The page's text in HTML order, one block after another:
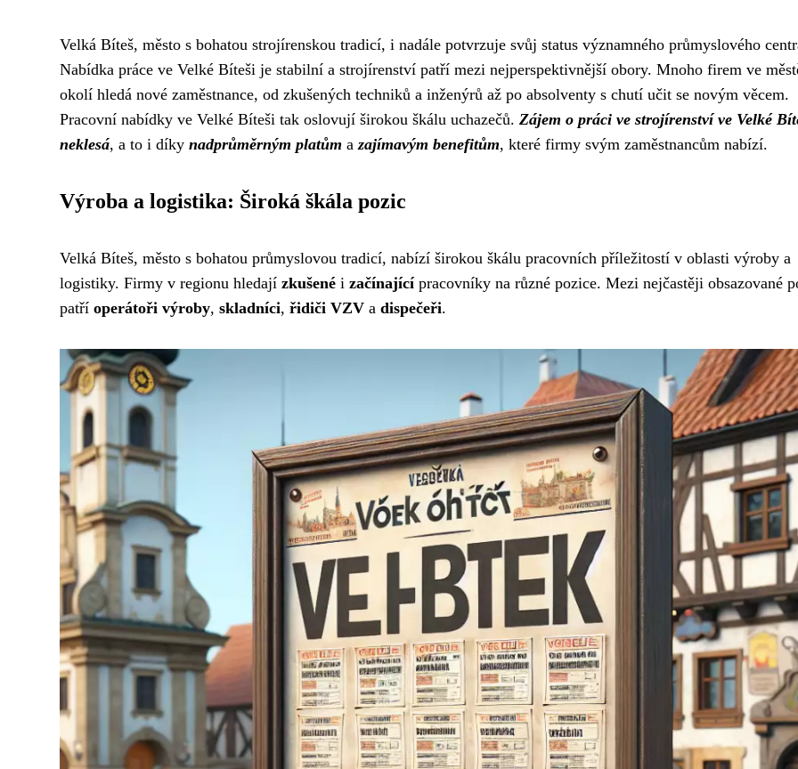
Velká Bíteš, město s bohatou strojírenskou tradicí, i nadále potvrzuje svůj status významného průmyslového
Nabídka práce ve Velké Bíteši je stabilní a strojírenství patří mezi nejperspektivnější obory. Mnoho firem ve
okolí hledá nové zaměstnance, od zkušených techniků a inženýrů až po absolventy s chutí učit se novým věcem.
Pracovní nabídky ve Velké Bíteši tak oslovují širokou škálu uchazečů. Zájem o práci ve strojírenství ve Velké
neklesá, a to i díky nadprůměrným platům azajímavým benefitům, které firmy svým zaměstnancům nabízí.
Výroba a logistika: Široká škála pozic
Velká Bíteš, město s bohatou průmyslovou tradicí, nabízí širokou škálu pracovních příležitostí v oblasti výroby a
logistiky. Firmy v regionu hledají zkušené i začínajícípracovníky na různé pozice. Mezi nejčastěji obsazované
patří operátoři výroby, skladníci, řidiči VZV a dispečeři.